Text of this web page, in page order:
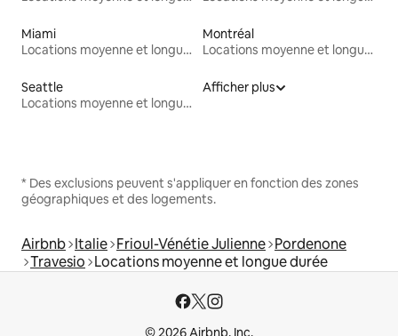
Miami
Locations moyenne et longue durée
Montréal
Locations moyenne et longue durée
Seattle
Locations moyenne et longue durée
Afficher plus
* Des exclusions peuvent s'appliquer en fonction des zones
géographiques et des logements.
Airbnb Italie Frioul-Vénétie Julienne Pordenone
Travesio Locations moyenne et longue durée
© 2026 Airbnb, Inc.